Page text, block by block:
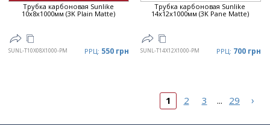
Трубка карбоновая Sunlike
10x8x1000мм (3K Plain Matte)
SUNL-T10X08X1000-PM РРЦ: 550 грн
Трубка карбоновая Sunlike
14x12x1000мм (3K Pane Matte)
SUNL-T14X12X1000-PM РРЦ: 700 грн
1 2 3 ... 29 ›